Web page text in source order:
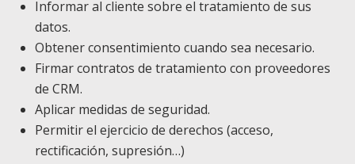
Informar al cliente sobre el tratamiento de sus
datos.
Obtener consentimiento cuando sea necesario.
Firmar contratos de tratamiento con proveedores
de CRM.
Aplicar medidas de seguridad.
Permitir el ejercicio de derechos (acceso,
rectificación, supresión…)